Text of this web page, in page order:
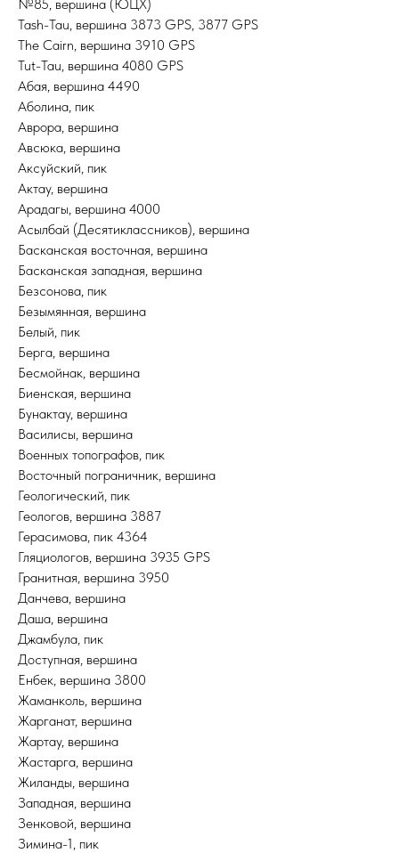
№85, вершина (ЮЦХ)
Tash-Tau, вершина 3873 GPS, 3877 GPS
The Cairn, вершина 3910 GPS
Tut-Tau, вершина 4080 GPS
Абая, вершина 4490
Аболина, пик
Аврора, вершина
Авсюка, вершина
Аксуйский, пик
Актау, вершина
Арадагы, вершина 4000
Асылбай (Десятиклассников), вершина
Басканская восточная, вершина
Басканская западная, вершина
Безсонова, пик
Безымянная, вершина
Белый, пик
Берга, вершина
Бесмойнак, вершина
Биенская, вершина
Бунактау, вершина
Василисы, вершина
Военных топографов, пик
Восточный пограничник, вершина
Геологический, пик
Геологов, вершина 3887
Герасимова, пик 4364
Гляциологов, вершина 3935 GPS
Гранитная, вершина 3950
Данчева, вершина
Даша, вершина
Джамбула, пик
Доступная, вершина
Енбек, вершина 3800
Жаманколь, вершина
Жарганат, вершина
Жартау, вершина
Жастарга, вершина
Жиланды, вершина
Западная, вершина
Зенковой, вершина
Зимина-1, пик